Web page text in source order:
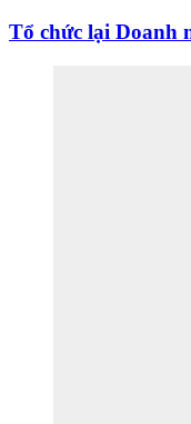
Tổ chức lại Doanh